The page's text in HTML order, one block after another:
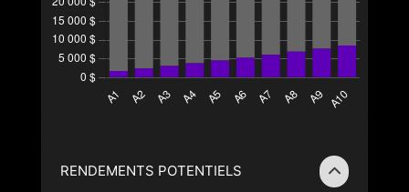
RENDEMENTS POTENTIELS